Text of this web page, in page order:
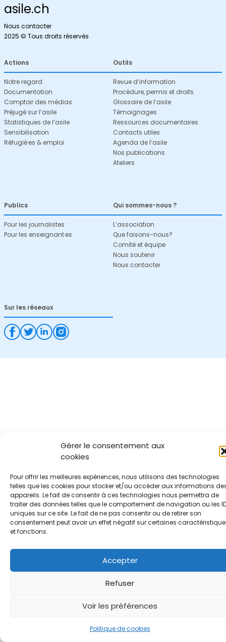
Gérer le consentement aux
cookies
Pour offrir les meilleures expériences, nous utilisons des technologies
telles que les cookies pour stocker et/ou accéder aux informations
appareils. Le fait de consentir à ces technologies nous permettra de
traiter des données telles que le comportement de navigation ou les
uniques sur ce site. Le fait de ne pas consentir ou de retirer son
consentement peut avoir un effet négatif sur certaines
et fonctions.
Accepter
Refuser
Voir les préférences
Politique de cookies
asile.ch
Nous contacter
2025 © Tous droits réservés
Actions
Notre regard
Documentation
Comptoir des médias
Préjugé sur l’asile
Statistiques de l’asile
Sensibilisation
Réfugié·es & emploi
Outils
Revue d’information
Procédure, permis et droits
Glossaire de l’asile
Témoignages
Ressources documentaires
Contacts utiles
Agenda de l’asile
Nos publications
Ateliers
Publics
Pour les journalistes
Pour les enseignant·es
Qui sommes-nous ?
L’association
Que faisons-nous?
Comité et équipe
Nous soutenir
Nous contacter
Sur les réseaux